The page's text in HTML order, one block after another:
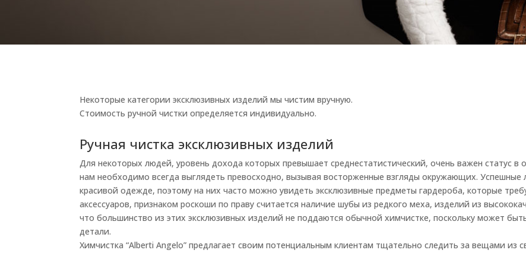
Некоторые категории эксклюзивных изделий мы чистим вручную.
Стоимость ручной чистки определяется индивидуально.
Ручная чистка эксклюзивных изделий
Для некоторых людей, уровень дохода которых превышает среднестатистический, очень важен статус
нам необходимо всегда выглядеть превосходно, вызывая восторженные взгляды окружающих. Успешные
красивой одежде, поэтому на них часто можно увидеть эксклюзивные предметы гардероба, которые
аксессуаров, признаком роскоши по праву считается наличие шубы из редкого меха, изделий из
что большинство из этих эксклюзивных изделий не поддаются обычной химчистке, поскольку может
детали.
Химчистка “Alberti Angelo” предлагает своим потенциальным клиентам тщательно следить за вещами из